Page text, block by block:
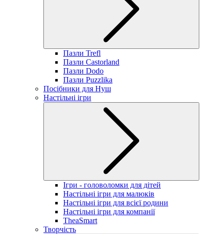
Пазли Trefl
Пазли Castorland
Пазли Dodo
Пазли Puzzlika
Посібники для Нуш
Настільні ігри
Ігри - головоломки для дітей
Настільні ігри для малюків
Настільні ігри для всієї родини
Настільні ігри для компанії
TheaSmart
Творчість